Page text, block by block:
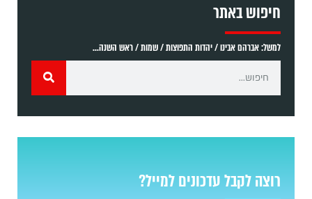
חיפוש באתר
למשל: אברהם אבינו / יהדות התפוצות / שמות / ראש השנה...
רוצה לקבל עדכונים למייל?